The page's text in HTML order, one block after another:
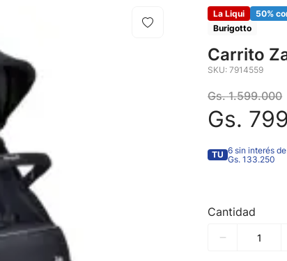
La Liqui
50%
Burigotto
Carrito
SKU:7914559
Gs. 1.599.000
Gs. 799
TU 6 sin interés de
Gs. 133.250
Cantidad